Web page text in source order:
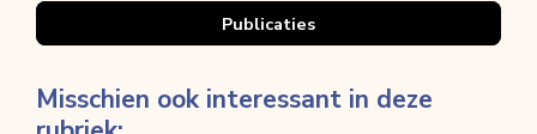
Publicaties
Misschien ook interessant in deze